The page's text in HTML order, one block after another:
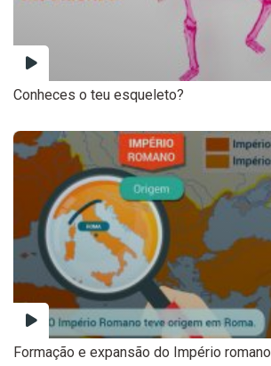
Conheces o teu esqueleto?
Formação e expansão do Império romano